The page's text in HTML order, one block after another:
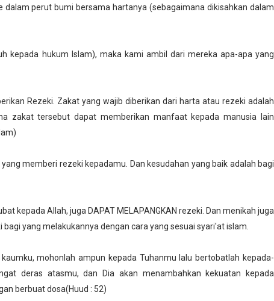
dalam perut bumi bersama hartanya (sebagaimana dikisahkan dalam
kepada hukum Islam), maka kami ambil dari mereka apa-apa yang
Rezeki. Zakat yang wajib diberikan dari harta atau rezeki adalah
zakat tersebut dapat memberikan manfaat kepada manusia lain
memberi rezeki kepadamu. Dan kesudahan yang baik adalah bagi
kepada Allah, juga DAPAT MELAPANGKAN rezeki. Dan menikah juga
yang melakukannya dengan cara yang sesuai syari'at islam.
mohonlah ampun kepada Tuhanmu lalu bertobatlah kepada-
deras atasmu, dan Dia akan menambahkan kekuatan kepada
berbuat dosa(Huud : 52)